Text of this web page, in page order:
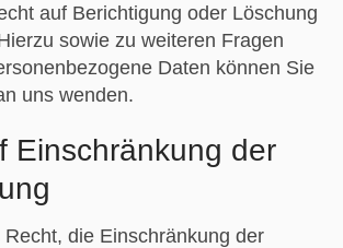
auf Berichtigung oder Löschung
sowie zu weiteren Fragen
Daten können Sie
uns wenden.
Einschränkung der
die Einschränkung der